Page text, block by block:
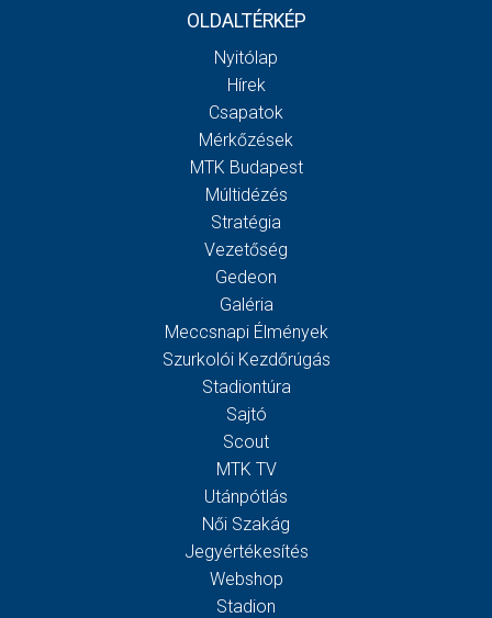
OLDALTÉRKÉP
Nyitólap
Hírek
Csapatok
Mérkőzések
MTK Budapest
Múltidézés
Stratégia
Vezetőség
Gedeon
Galéria
Meccsnapi Élmények
Szurkolói Kezdőrúgás
Stadiontúra
Sajtó
Scout
MTK TV
Utánpótlás
Női Szakág
Jegyértékesítés
Webshop
Stadion